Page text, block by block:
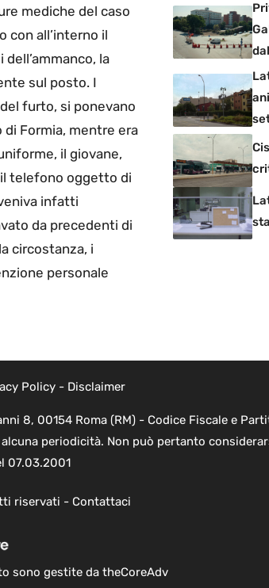
mediche del caso
con all’interno il
la
sul posto. I
furto, si ponevano
Formia, mentre era
il giovane,
telefono oggetto di
infatti
da precedenti di
circostanza, i
personale
Policy- Disclaimer
8, 00154 Roma (RM) - Codice Fiscale e
periodicità. Non può pertanto
07.03.2001
riservati - Contattaci
sono gestite da theCoreAdv